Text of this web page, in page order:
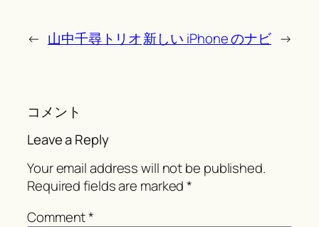
← 山中千尋トリオ新しい iPhone のナビ →
コメント
Leave a Reply
Your email address will not be published.
Required fields are marked*
Comment*